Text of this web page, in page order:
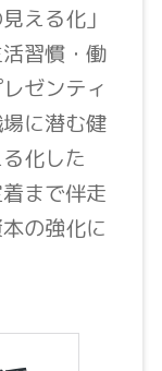
える化」
習慣・働
ゼンティ
に潜む健
化した
まで伴走
の強化に